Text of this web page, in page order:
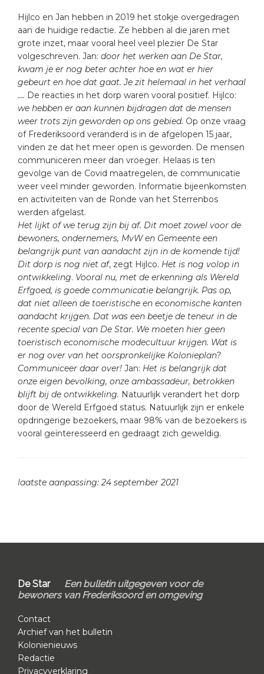
Hijlco en Jan hebben in 2019 het stokje overgedragen
aan de huidige redactie. Ze hebben al die jaren met
grote inzet, maar vooral heel veel plezier De Star
volgeschreven. Jan: door het werken aan De Star,
kwam je er nog beter achter hoe en wat er hier
gebeurt en hoe dat gaat. Je zit helemaal in het verhaal
…. De reacties in het dorp waren vooral positief. Hijlco:
we hebben er aan kunnen bijdragen dat de mensen
weer trots zijn geworden op ons gebied. Op onze vraag
of Frederiksoord veranderd is in de afgelopen 15 jaar,
vinden ze dat het meer open is geworden. De mensen
communiceren meer dan vroeger. Helaas is ten
gevolge van de Covid maatregelen, de communicatie
weer veel minder geworden. Informatie bijeenkomsten
en activiteiten van de Ronde van het Sterrenbos
werden afgelast.
Het lijkt of we terug zijn bij af. Dit moet zowel voor de
bewoners, ondernemers, MvW en Gemeente een
belangrijk punt van aandacht zijn in de komende tijd!
Dit dorp is nog niet af, zegt Hijlco. Het is nog volop in
ontwikkeling. Vooral nu, met de erkenning als Wereld
Erfgoed, is goede communicatie belangrijk. Pas op,
dat niet alleen de toeristische en economische kanten
aandacht krijgen. Dat was een beetje de teneur in de
recente special van De Star. We moeten hier geen
toeristisch economische modecultuur krijgen. Wat is
er nog over van het oorspronkelijke Kolonieplan?
Communiceer daar over! Jan: Het is belangrijk dat
onze eigen bevolking, onze ambassadeur, betrokken
blijft bij de ontwikkeling. Natuurlijk verandert het dorp
door de Wereld Erfgoed status. Natuurlijk zijn er enkele
opdringerige bezoekers, maar 98% van de bezoekers is
vooral geïnteresseerd en gedraagt zich geweldig.
laatste aanpassing: 24 september 2021
Footer
De Star
Een bulletin uitgegeven voor de
bewoners van Frederiksoord en omgeving
Contact
Archief van het bulletin
Kolonienieuws
Redactie
Privacyverklaring